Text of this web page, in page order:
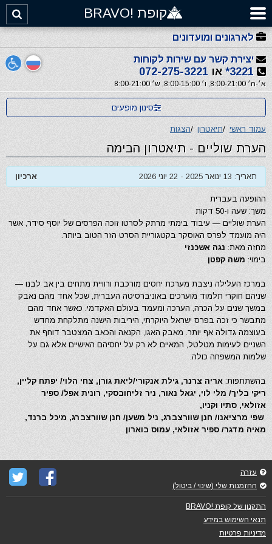
קופת !BRAVO
לארגונים ומועדונים
יצירת קשר עם שירות לקוחות
3221* או 072-275-3221
א׳-ה׳ 8:00-21:00, ו׳ 8:00-15:00, ש׳ 8:00-21:00
סינון מופעים
עמוד ראשי /תיאטרון /הצגות
הערת שוליים - תיאטרון הבימה
ארכיון תאריך: 13 ינואר 2025 - 22 יוני 2026
ההופעה בעברית
משך: שעה ו-50 דקות
הערת שוליים — עיבוד בימתי מרתק לסרטו זוכה הפרסים של יוסף סידר, אשר
היה מועמד לפרס האוסקר בקטגוריית הסרט הזר הטוב ביותר.
מחזה מאת: נגה אשכנזי
בימוי: משה קפטן
במרכז העלילה ניצבת מערכת יחסים מורכבת ורוויית מתחים בין אב לבנו —
שניהם חוקרי תלמוד מוערכים באוניברסיטה העברית, שכל אחד מהם נאבק
במשך שנים על הכרה, הערכה ומעמד בעולם האקדמי. כאשר אחד מהם
מתבשר כי זכה בפרס ישראל היוקרתי, היריבות הישנה מתלקחת מחדש
בעוצמה גדולה אף יותר. מאבק האגו, הקנאה והכאב המצטבר דוחף את
השניים לעימות מטלטל, המאיים לא רק על יחסיהם האישיים אלא גם על
שלמות המשפחה כולה.
בהשתתפות: אריה צרנר, גילת אנקורי/ליאת גורן, צחי הלוי/ יפתח קליין,
ריקי בליך/ מלי לוי, יגאל נאור, ניר זליחובסקי, רונית אפל/ ספיר
אזולאי, סתיו וקניו,
שפי מרציאנו/ חנן שוורצברג, ניל משען/ חנן שוורצברג, מיכל ברנד,
מאיה מדגר/ ספיר אזולאי, עמוס בוארון​
עזרה
ההזמנות שלי (שינוי / ביטול)
התקנון של קופת !BRAVO
תנאי השימוש במידע
מדיניות פרטיות